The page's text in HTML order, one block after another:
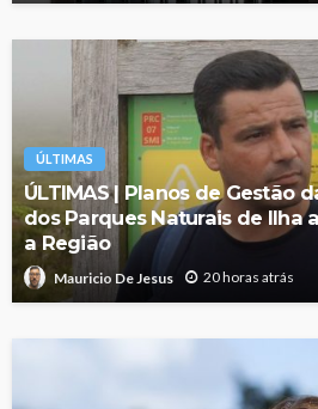
ÚLTIMAS
ÚLTIMAS | Planos de Gestão
dos Parques Naturais de Ilha
a Região
Mauricio De Jesus 20 horas atrás